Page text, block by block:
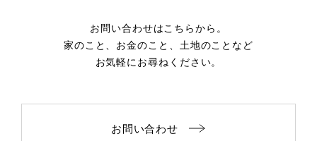
お問い合わせはこちらから。
家のこと、お金のこと、土地のことなど
お気軽にお尋ねください。
お問い合わせ